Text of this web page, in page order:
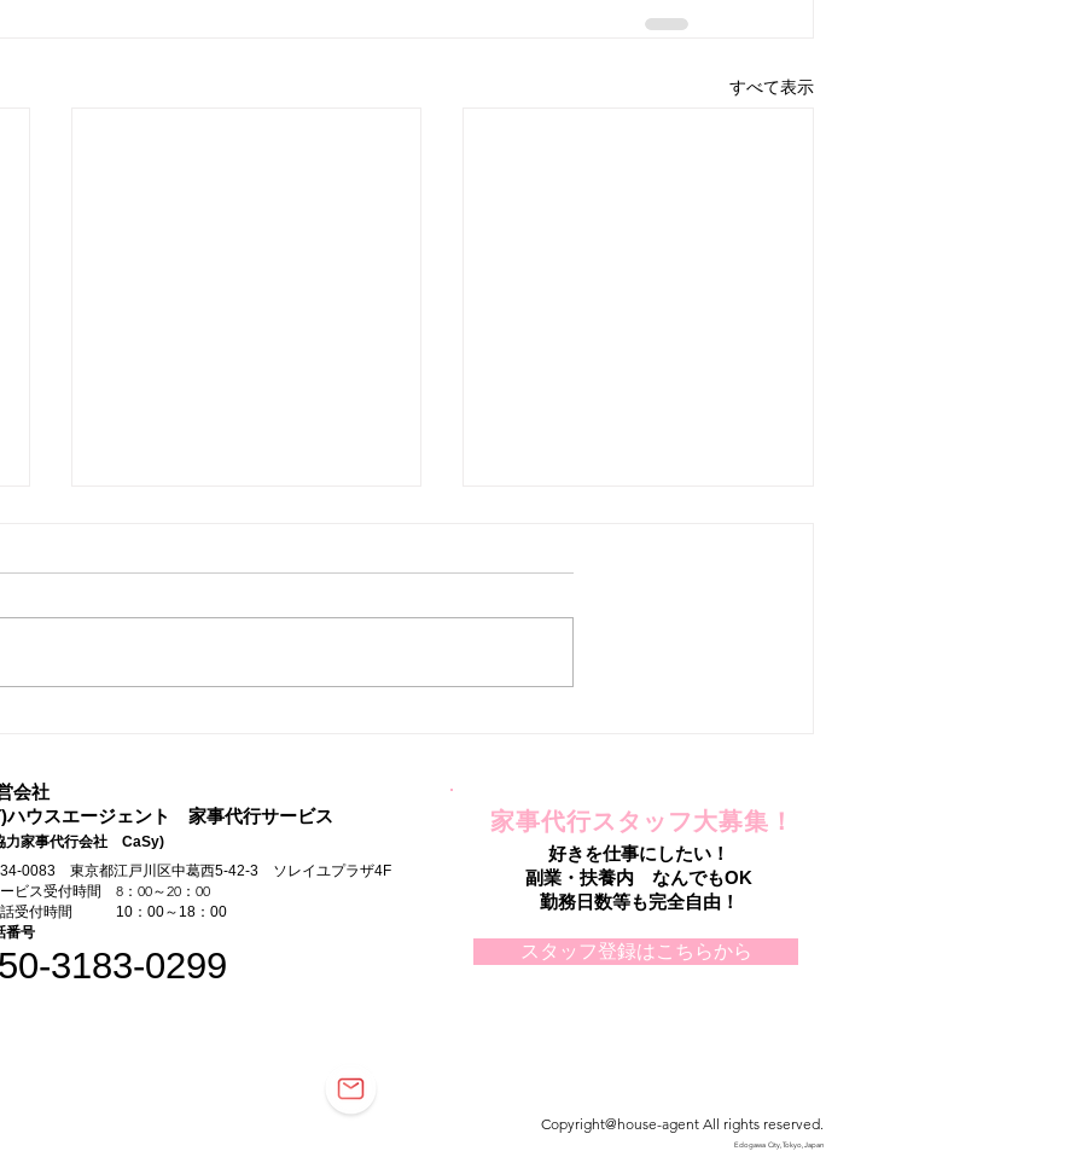
すべて表示
会社
ハウスエージェント 家事代行サービス
力家事代行会社 CaSy)
0083 東京都江戸川区中葛西5-42-3 ソレイユプラザ4F
ビス受付時間 8：00～20：00
話受付時間 10：00～18：00
番号
3183-0299
家事代行スタッフ大募集！
好きを仕事にしたい！
副業・扶養内 なんでもOK
勤務日数等も完全自由！
スタッフ登録はこちらから
Copyright@house-agent All rights reserved.
Edogawa City,Tokyo,Japan